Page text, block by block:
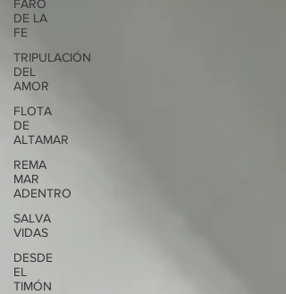
FARO
DE LA
FE
TRIPULACIÓN
DEL
AMOR
FLOTA
DE
ALTAMAR
REMA
MAR
ADENTRO
SALVA
VIDAS
DESDE
EL
TIMÓN